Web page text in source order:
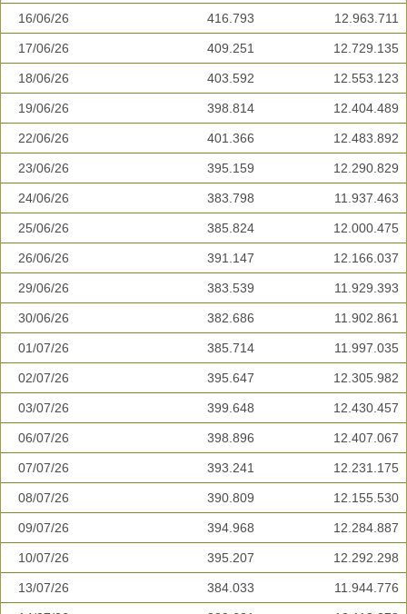
16/06/26 416.793 12.963.711
17/06/26 409.251 12.729.135
18/06/26 403.592 12.553.123
19/06/26 398.814 12.404.489
22/06/26 401.366 12.483.892
23/06/26 395.159 12.290.829
24/06/26 383.798 11.937.463
25/06/26 385.824 12.000.475
26/06/26 391.147 12.166.037
29/06/26 383.539 11.929.393
30/06/26 382.686 11.902.861
01/07/26 385.714 11.997.035
02/07/26 395.647 12.305.982
03/07/26 399.648 12.430.457
06/07/26 398.896 12.407.067
07/07/26 393.241 12.231.175
08/07/26 390.809 12.155.530
09/07/26 394.968 12.284.887
10/07/26 395.207 12.292.298
13/07/26 384.033 11.944.776